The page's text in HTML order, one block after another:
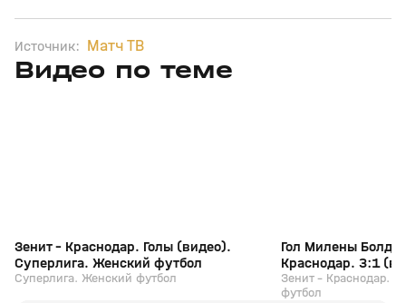
Источник: Матч ТВ
Видео по теме
01 авг, 16:32
Зенит - Краснодар. Голы (видео).
Суперлига. Женский футбол
Суперлига. Женский футбол
Гол Милены
Краснодар. 3:1
Женский футбол
Зенит - Краснодар.
футбол